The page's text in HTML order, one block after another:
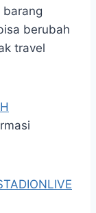
barang
berubah
travel